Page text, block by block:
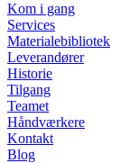
Kom i gang
Services
Materialebibliotek
Leverandører
Historie
Tilgang
Teamet
Håndværkere
Kontakt
Blog